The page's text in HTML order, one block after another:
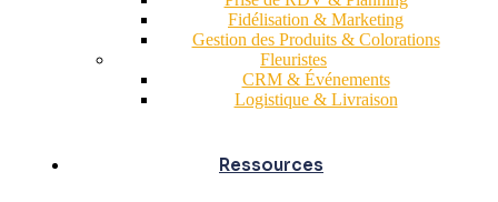
Fidélisation & Marketing
Gestion des Produits & Colorations
Fleuristes
CRM & Événements
Logistique & Livraison
Ressources